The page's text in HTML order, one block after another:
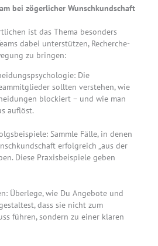
bei zögerlicher Wunschkundschaft
ist das Thema besonders
dabei unterstützen, Recherche-
zu bringen:
Die
sollten verstehen, wie
blockiert – und wie man
auflöst.
Sammle Fälle, in denen
erfolgreich „aus der
Diese Praxisbeispiele geben
Überlege, wie Du Angebote und
dass sie nicht zum
führen, sondern zu einer klaren